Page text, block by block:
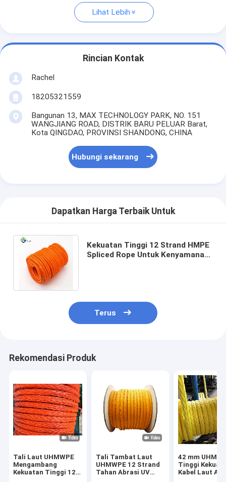
Lihat Lebih
Rincian Kontak
Rachel
18205321559
Bangunan 13, MAX TECHNOLOGY PARK, NO. 151
WANGJIANG ROAD, DISTRIK BARU PELUAR Barat,
Kota QINGDAO, PROVINSI SHANDONG, CHINA
Hubungi sekarang
Dapatkan Harga Terbaik Untuk
Kekuatan Tinggi 12 Strand HMPE
Spliced ​​Rope Untuk Kenyamanan
Terus
Rekomendasi Produk
Tali Laut UHMWPE
Mengambang
Kekuatan Tinggi 12
Tali Tambat Laut
UHMWPE 12 Strand
Tahan Abrasi UV
42 mm
Tinggi
Kabel Laut Air